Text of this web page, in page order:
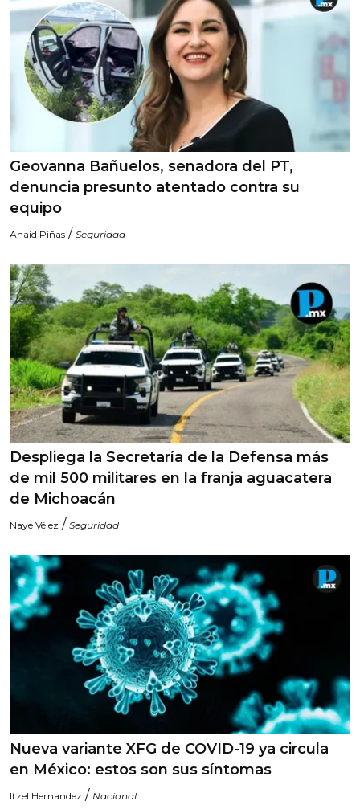
Geovanna Bañuelos, senadora del PT,
denuncia presunto atentado contra su
equipo
Anaid Piñas / Seguridad
Despliega la Secretaría de la Defensa más
de mil 500 militares en la franja aguacatera
de Michoacán
Naye Vélez / Seguridad
Nueva variante XFG de COVID-19 ya circula
en México: estos son sus síntomas
Itzel Hernandez / Nacional